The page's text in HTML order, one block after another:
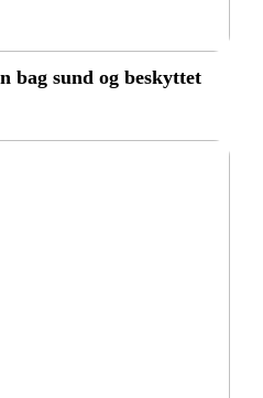
bag sund og beskyttet